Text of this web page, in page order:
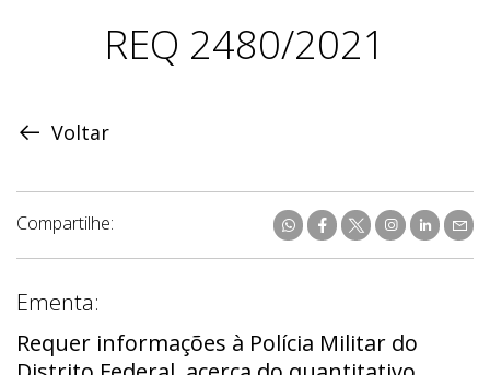
ProposiçãoREQ 2480/2021
Voltar
Compartilhe:
Ementa:
Requer informações à Polícia Militar do